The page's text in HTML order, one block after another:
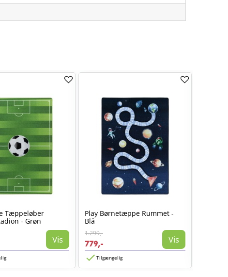
Tæppeløber
- Grøn
Vis
Play Børnetæppe Rummet -
Blå
1.299,-
779,- Vis
Tilgængelig